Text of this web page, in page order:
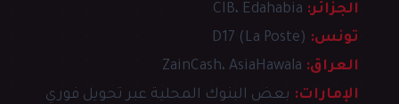
الجزائر:
تونس:
العراق:
الإمارات: بعض البنوك المحلية عبر تحويل فوري